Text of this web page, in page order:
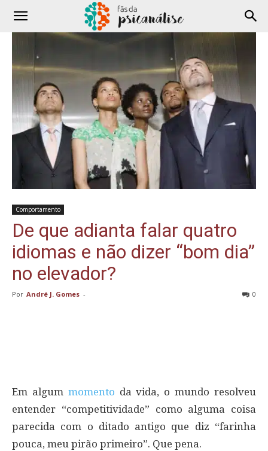
Comportamento
De que adianta falar quatro
idiomas e não dizer “bom dia”
no elevador?
Por André J. Gomes - 0
Em algummomento da vida, o mundo resolveu
entender “competitividade” como alguma coisa
parecida com o ditado antigo que diz “farinha
pouca, meu pirão primeiro”. Que pena.